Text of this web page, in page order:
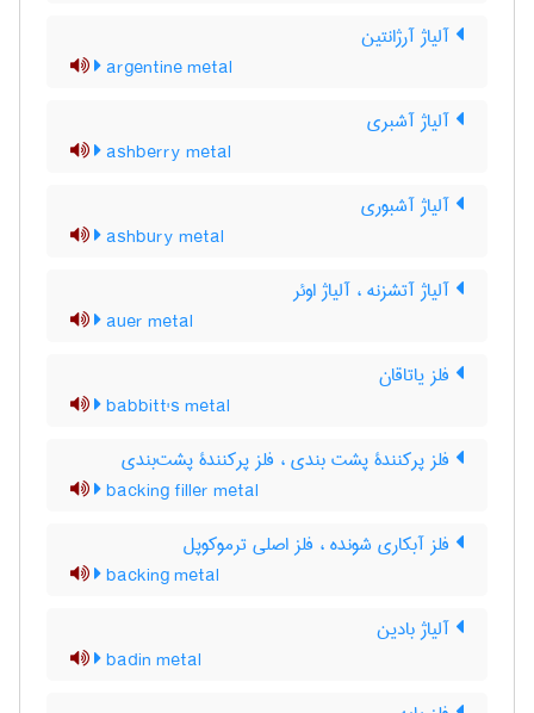
آلیاژ آرژانتین
argentine metal
آلیاژ آشبری
ashberry metal
آلیاژ آشبوری
ashbury metal
آلیاژ آتشزنه ، آلیاژ اوئر
auer metal
فلز یاتاقان
babbitt's metal
فلز پرکنندۀ پشت بندی ، فلز پرکنندۀ پشت‌بندی
backing filler metal
فلز آبکاری شونده ، فلز اصلی ترموکوپل
backing metal
آلیاژ بادین
badin metal